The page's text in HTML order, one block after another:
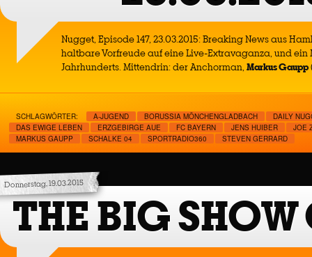
Nugget, Episode 147, 23.03.2015: Breaking News aus
haltbare Vorfreude auf eine Live-Extravaganza, und ein
Jahrhunderts. Mittendrin: der Anchorman, Markus Gaupp
SCHLAGWÖRTER: A-JUGEND BORUSSIA MÖNCHENGLADBACH
DAILY
DAS EWIGE LEBEN
ERZGEBIRGE AUE FC BAYERN JENS HUIBER
JOE
MARKUS GAUPP
SCHALKE 04 SPORTRADIO360 STEVEN GERRARD
Donnerstag, 19.03.2015
THE BIG